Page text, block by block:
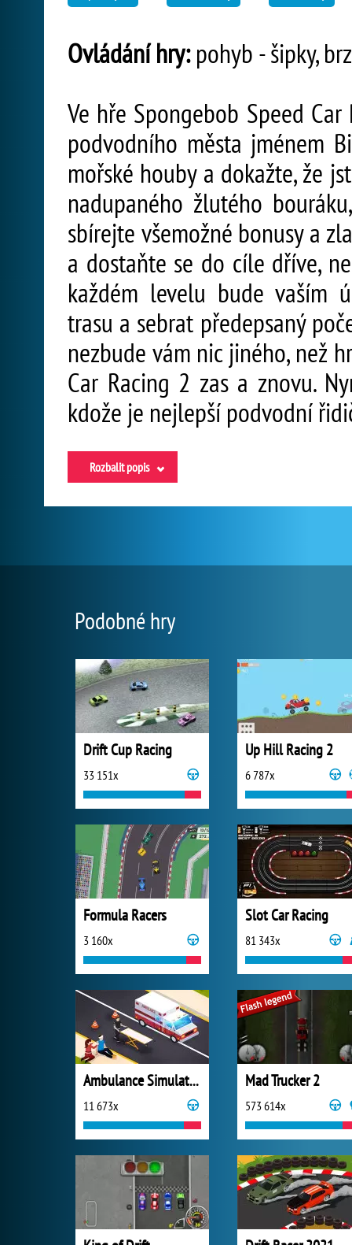
Ovládání hry:pohyb - šipky,
Ve hře Spongebob Speed
podvodního města jménem
mořské houby a dokažte, že
nadupaného žlutého
sbírejte všemožné bonusy a
a dostaňte se do cíle dříve,
každém levelu bude vaším
trasu a sebrat předepsaný
nezbude vám nic jiného, než
Car Racing 2 zas a znovu.
kdože je nejlepší podvodní
Rozbalit popis
Podobné hry
Drift Cup Racing
33 151x
Up Hill Racing 2
6 787x
Formula Racers
3 160x
Slot Car Racing
81 343x
Ambulance Simulator 2021
11 673x
Mad Trucker 2
573 614x